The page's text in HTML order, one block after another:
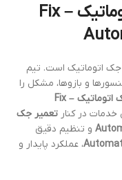
رفع مشکل باز نشدن جک اتوماتیک – Fix
جک اتوماتیک است. تیم
و بازوها، مشکل را
رفع مشکل باز نشدن جک اتوماتیک – Fix
در کنار تعمیر جک
و تنظیم دقیق
، عملکرد پایدار و